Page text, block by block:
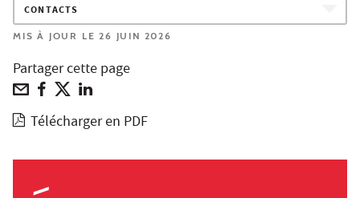
CONTACTS
MIS À JOUR LE 26 JUIN 2026
Partager cette page
Télécharger en PDF